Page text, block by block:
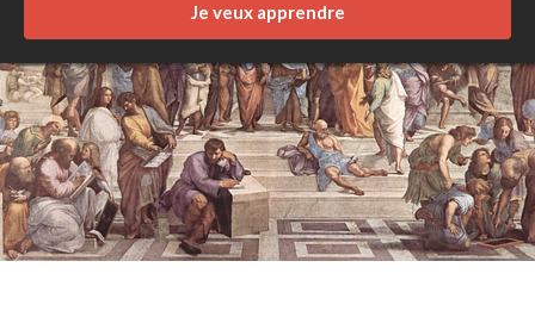
Aller
au
contenu
principal
Je veux apprendre